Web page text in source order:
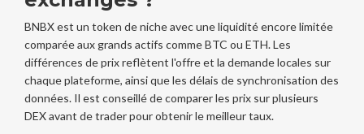
BNBX est un token de niche avec une liquidité encore limitée
comparée aux grands actifs comme BTC ou ETH. Les
différences de prix reflètent l'offre et la demande locales sur
chaque plateforme, ainsi que les délais de synchronisation des
données. Il est conseillé de comparer les prix sur plusieurs
DEX avant de trader pour obtenir le meilleur taux.